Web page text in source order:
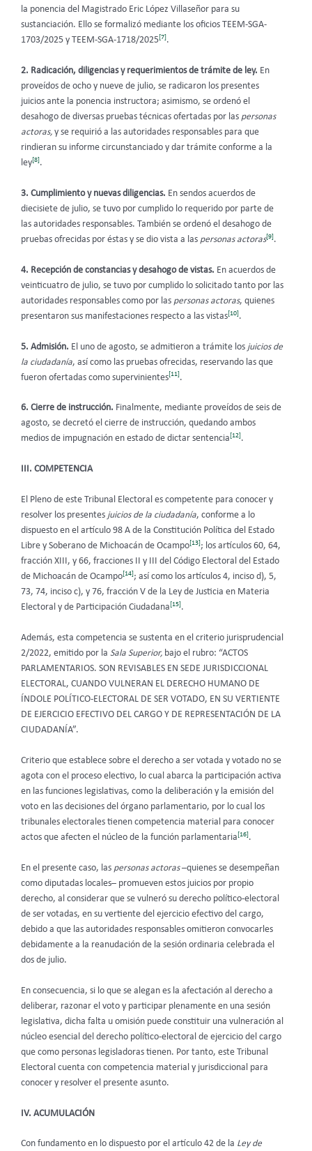
la ponencia del Magistrado Eric López Villaseñor para su
sustanciación. Ello se formalizó mediante los oficios TEEM-SGA-
1703/2025 y TEEM-SGA-1718/2025[7].
2. Radicación, diligencias y requerimientos de trámite de ley. En
proveídos de ocho y nueve de julio, se radicaron los presentes
juicios ante la ponencia instructora; asimismo, se ordenó el
desahogo de diversas pruebas técnicas ofertadas por las personas
actoras, y se requirió a las autoridades responsables para que
rindieran su informe circunstanciado y dar trámite conforme a la
ley[8].
3. Cumplimiento y nuevas diligencias. En sendos acuerdos de
diecisiete de julio, se tuvo por cumplido lo requerido por parte de
las autoridades responsables. También se ordenó el desahogo de
pruebas ofrecidas por éstas y se dio vista a las personas actoras[9].
4. Recepción de constancias y desahogo de vistas. En acuerdos de
veinticuatro de julio, se tuvo por cumplido lo solicitado tanto por las
autoridades responsables como por las personas actoras, quienes
presentaron sus manifestaciones respecto a las vistas[10].
5. Admisión. El uno de agosto, se admitieron a trámite los juicios de
la ciudadanía, así como las pruebas ofrecidas, reservando las que
fueron ofertadas como supervinientes [11] .
6. Cierre de instrucción. Finalmente, mediante proveídos de seis de
agosto, se decretó el cierre de instrucción, quedando ambos
medios de impugnación en estado de dictar sentencia[12].
III. COMPETENCIA
El Pleno de este Tribunal Electoral es competente para conocer y
resolver los presentes juicios de la ciudadanía, conforme a lo
dispuesto en el artículo 98 A de la Constitución Política del Estado
Libre y Soberano de Michoacán de Ocampo[13]; los artículos 60, 64,
fracción XIII, y 66, fracciones II y III del Código Electoral del Estado
de Michoacán de Ocampo[14]; así como los artículos 4, inciso d), 5,
73, 74, inciso c), y 76, fracción V de la Ley de Justicia en Materia
Electoral y de Participación Ciudadana[15].
Además, esta competencia se sustenta en el criterio jurisprudencial
2/2022, emitido por la Sala Superior, bajo el rubro: “ACTOS
PARLAMENTARIOS. SON REVISABLES EN SEDE JURISDICCIONAL
ELECTORAL, CUANDO VULNERAN EL DERECHO HUMANO DE
ÍNDOLE POLÍTICO-ELECTORAL DE SER VOTADO, EN SU VERTIENTE
DE EJERCICIO EFECTIVO DEL CARGO Y DE REPRESENTACIÓN DE LA
CIUDADANÍA”.
Criterio que establece sobre el derecho a ser votada y votado no se
agota con el proceso electivo, lo cual abarca la participación activa
en las funciones legislativas, como la deliberación y la emisión del
voto en las decisiones del órgano parlamentario, por lo cual los
tribunales electorales tienen competencia material para conocer
actos que afecten el núcleo de la función parlamentaria[16].
En el presente caso, las personas actoras–quienes se desempeñan
como diputadas locales– promueven estos juicios por propio
derecho, al considerar que se vulneró su derecho político-electoral
de ser votadas, en su vertiente del ejercicio efectivo del cargo,
debido a que las autoridades responsables omitieron convocarles
debidamente a la reanudación de la sesión ordinaria celebrada el
dos de julio.
En consecuencia, si lo que se alegan es la afectación al derecho a
deliberar, razonar el voto y participar plenamente en una sesión
legislativa, dicha falta u omisión puede constituir una vulneración al
núcleo esencial del derecho político-electoral de ejercicio del cargo
que como personas legisladoras tienen. Por tanto, este Tribunal
Electoral cuenta con competencia material y jurisdiccional para
conocer y resolver el presente asunto.
IV. ACUMULACIÓN
Con fundamento en lo dispuesto por el artículo 42 de la Ley de